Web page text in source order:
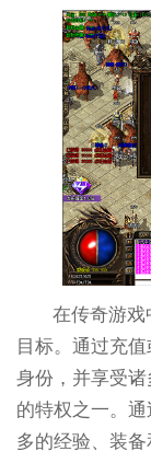
在传奇游戏
目标。通过充
身份，并享受
的特权之一。
多的经验、装